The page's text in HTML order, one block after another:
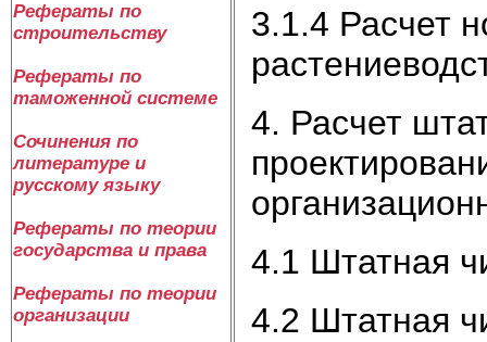
Рефераты по
строительству
Рефераты по
таможенной системе
Сочинения по
литературе и
русскому языку
Рефераты по теории
государства и права
Рефераты по теории
организации
3.1.4 Расчет
4. Расчет
4.1 Штатная
4.2 Штатная